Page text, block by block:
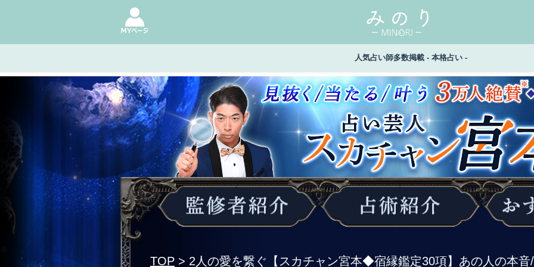
人気占い師多数掲載 - 本格占い -
TOP > 2人の愛を繋ぐ【スカチャン宮本◆宿縁鑑定30項】あの人の本音